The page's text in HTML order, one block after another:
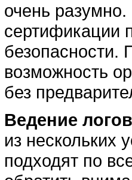
очень
сертификации
безопасности.
возможность
без
Ведение
из нескольких
подходят по